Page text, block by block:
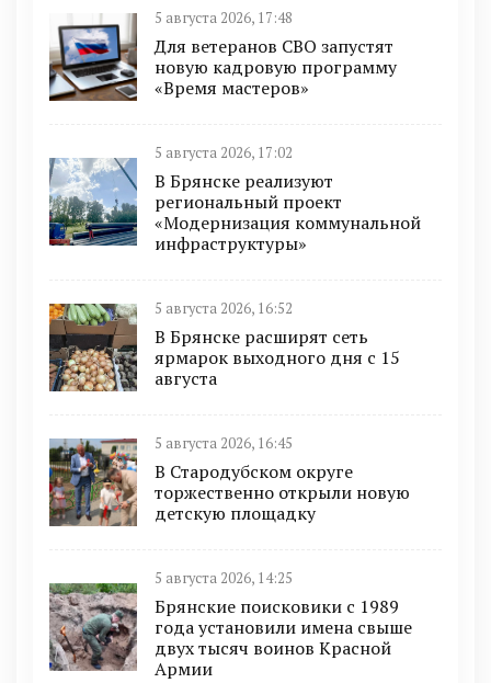
5 августа 2026, 17:48
Для ветеранов СВО запустят
новую кадровую программу
«Время мастеров»
5 августа 2026, 17:02
В Брянске реализуют
региональный проект
«Модернизация коммунальной
инфраструктуры»
5 августа 2026, 16:52
В Брянске расширят сеть
ярмарок выходного дня с 15
августа
5 августа 2026, 16:45
В Стародубском округе
торжественно открыли новую
детскую площадку
5 августа 2026, 14:25
Брянские поисковики с 1989
года установили имена свыше
двух тысяч воинов Красной
Армии